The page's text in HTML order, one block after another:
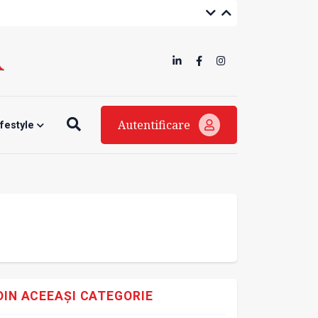
Autentificare
ACEEAȘI CATEGORIE